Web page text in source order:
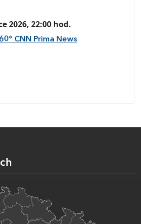
2026, 22:00 hod.
CNN Prima News